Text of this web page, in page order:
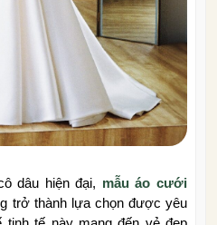
dâu hiện đại, mẫu áo cưới
trở thành lựa chọn được yêu